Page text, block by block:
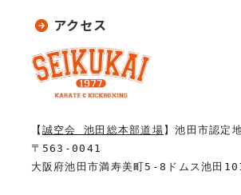
【 誠空会 池田総本部道場 】池田市認定
〒563-0041
大阪府池田市満寿美町5-8ドムス池田
アクセス